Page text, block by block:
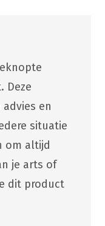
Deze
en
situatie
om altijd
je arts of
dit product